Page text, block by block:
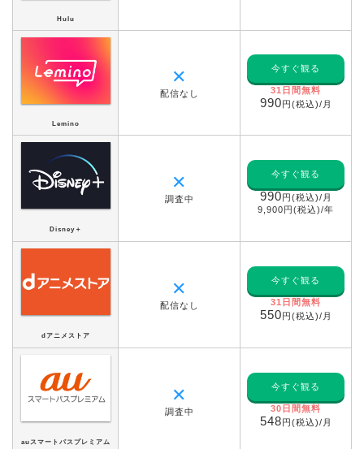
Hulu
Lemino
✕
配信なし
今すぐ観る
31日間無料
990円(税込)/月
Disney＋
✕
調査中
今すぐ観る
990円(税込)/月
9,900円(税込)/年
dアニメストア
✕
配信なし
今すぐ観る
31日間無料
550円(税込)/月
auスマートパスプレミアム
✕
調査中
今すぐ観る
30日間無料
548円(税込)/月